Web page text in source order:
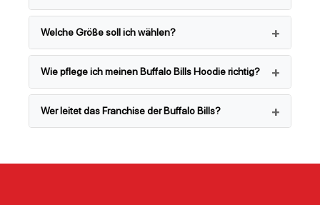
Welche Größe soll ich wählen?
Wie pflege ich meinen Buffalo Bills Hoodie richtig?
Wer leitet das Franchise der Buffalo Bills?